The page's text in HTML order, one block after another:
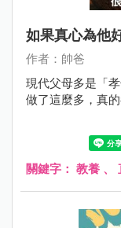
如果真心為他
作者：帥爸
現代父母多是「
做了這麼多，真
關鍵字： 教養 、